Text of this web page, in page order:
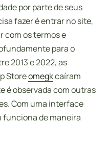
por parte de seus
fazer é entrar no site,
com os termos e
para o
2013 e 2022, as
Storeomegkcaíram
é observada com outras
Com uma interface
funciona de maneira